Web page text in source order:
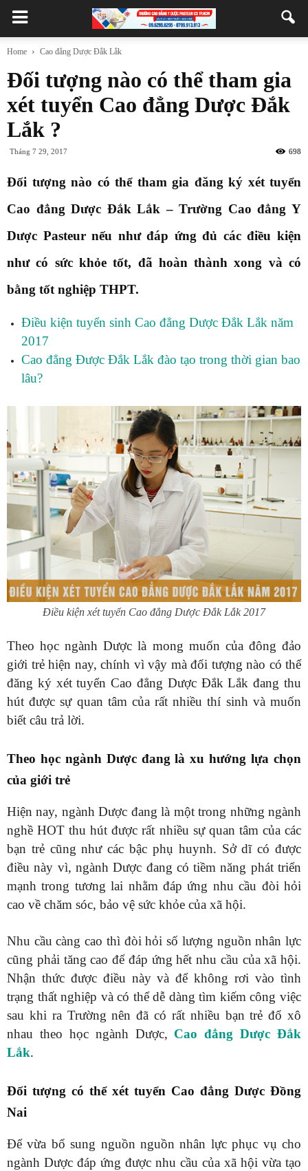
Home Cao đẳng Dược Đắk Lắk
Đối tượng nào có thể tham gia
xét tuyển Cao đẳng Dược Đắk
Lắk ?
Tháng 7 29, 2017 698
Đối tượng nào có thể tham gia đăng ký xét tuyển
Cao đẳng Dược Đắk Lắk – Trường Cao đẳng Y
Dược Pasteur nếu như đáp ứng đủ các điều kiện
như có sức khỏe tốt, đã hoàn thành xong và có
bằng tốt nghiệp THPT.
Điều kiện tuyển sinh Cao đẳng Dược Đắk Lắk năm
2017
Cao đẳng Được Đắk Lắk đào tạo trong thời gian bao
lâu?
Điều kiện xét tuyển Cao đẳng Dược Đắk Lắk 2017
Theo học ngành Dược là mong muốn của đông đảo
giới trẻ hiện nay, chính vì vậy mà đối tượng nào có thể
đăng ký xét tuyển Cao đẳng Dược Đắk Lắk đang thu
hút được sự quan tâm của rất nhiều thí sinh và muốn
biết câu trả lời.
Theo học ngành Dược đang là xu hướng lựa chọn
của giới trẻ
Hiện nay, ngành Dược đang là một trong những ngành
nghề HOT thu hút được rất nhiều sự quan tâm của các
bạn trẻ cũng như các bậc phụ huynh. Sở dĩ có được
điều này vì, ngành Dược đang có tiềm năng phát triển
mạnh trong tương lai nhằm đáp ứng nhu cầu đòi hỏi
cao về chăm sóc, bảo vệ sức khỏe của xã hội.
Nhu cầu càng cao thì đòi hỏi số lượng nguồn nhân lực
cũng phải tăng cao để đáp ứng hết nhu cầu của xã hội.
Nhận thức được điều này và để không rơi vào tình
trạng thất nghiệp và có thể dễ dàng tìm kiếm công việc
sau khi ra Trường nên đã có rất nhiều bạn trẻ đổ xô
nhau theo học ngành Dược, Cao đẳng Dược Đắk
Lắk.
Đối tượng có thể xét tuyển Cao đẳng Dược Đồng
Nai
Để vừa bổ sung nguồn nguồn nhân lực phục vụ cho
ngành Dược đáp ứng được nhu cầu của xã hội vừa tạo